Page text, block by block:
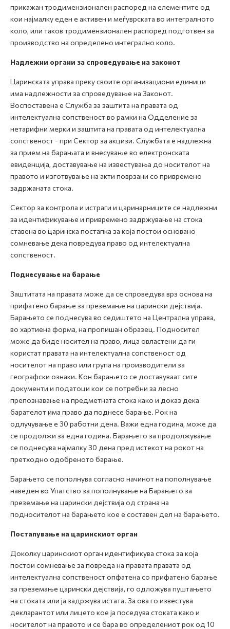
прикажан тродимензионален распоред на елементите од
кои најмалку еден е активен и меѓуврската во интегралното
коло, или таков тродимензионален распоред подготвен за
производство на определено интегрално коло.
Надлежни органи за спроведување на законот
Царинската управа преку своите организациони единици
има надлежности за спроведување на Законот.
Воспоставена е Служба за заштита на правата од
интелектуална сопственост во рамки на Одделение за
нетарифни мерки и заштита на правата од интелектуална
сопственост - при Сектор за акцизи. Службата е надлежна
за прием на барањата и внесување во електронската
евиденција, доставување на известувања до носителот на
правото и изготвување на акти поврзани со привремено
задржаната стока.
Сектор за контрола и истраги и царинарниците се надлежни
за идентификување и привремено задржување на стока
ставена во царинска постапка за која постои основано
сомневање дека повредува право од интелектуална
сопственост.
Поднесување на барање
Заштитата на правата може да се спроведува врз основа на
прифатено барање за преземање на царински дејствија.
Барањето се поднесува во седиштето на Централна управа,
во хартиена форма, на пропишан образец. Подносител
може да биде носител на право, лица овластени да ги
користат правата на интелектуална сопственост од
носителот на право или група на производители за
географски ознаки. Кон барањето се доставуваат сите
документи и податоци кои се потребни за лесно
препознавање на предметната стока како и доказ дека
барателот има право да поднесе барање. Рок на
одлучување е 30 работни дена. Важи една година, може да
се продолжи за една година. Барањето за продолжување
се поднесува најмалку 30 дена пред истекот на рокот на
претходно одобреното барање.
Барањето се пополнува согласно начинот на пополнување
наведен во Упатство за пополнување на Барањето за
преземање на царински дејствија од страна на
подносителот на барањето кое е составен дел на барањето.
Постапување на царинскиот орган
Доколку царинскиот орган идентификува стока за која
постои сомневање за повреда на правата правата од
интелектуална сопственост опфатена со прифатено барање
за преземање царински дејствија, го одложува пуштањето
на стоката или ја задржува истата. За ова го известува
декларантот или лицето кое ја поседува стоката како и
носителот на правото и се бара во определeниот рок од 10